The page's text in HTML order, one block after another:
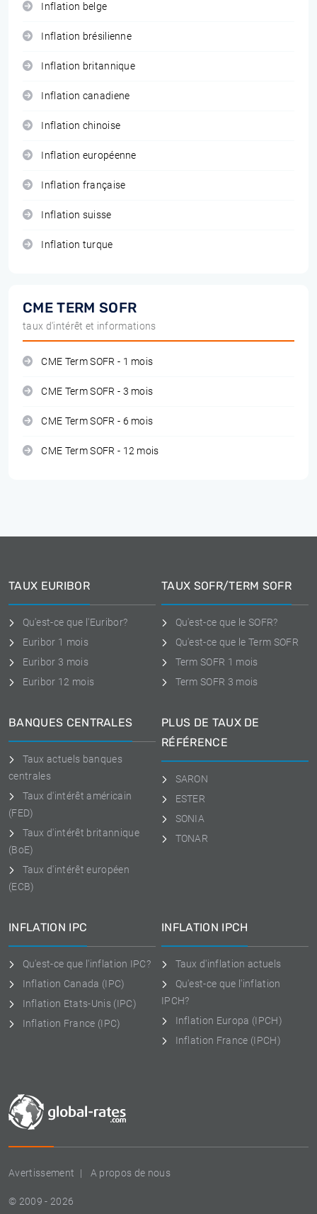
Inflation belge
Inflation brésilienne
Inflation britannique
Inflation canadiene
Inflation chinoise
Inflation européenne
Inflation française
Inflation suisse
Inflation turque
CME TERM SOFR
taux d'intérêt et informations
CME Term SOFR - 1 mois
CME Term SOFR - 3 mois
CME Term SOFR - 6 mois
CME Term SOFR - 12 mois
Avertissement A propos de nous
© 2009 - 2026
TAUX EURIBOR
Qu'est-ce que l'Euribor?
Euribor 1 mois
Euribor 3 mois
Euribor 12 mois
TAUX SOFR/TERM SOFR
Qu'est-ce que le SOFR?
Qu'est-ce que le Term SOFR
Term SOFR 1 mois
Term SOFR 3 mois
BANQUES CENTRALES
Taux actuels banques
centrales
Taux d'intérêt américain
(FED)
Taux d'intérêt britannique
(BoE)
Taux d'intérêt européen
(ECB)
PLUS DE TAUX DE
RÉFÉRENCE
SARON
ESTER
SONIA
TONAR
INFLATION IPC
Qu'est-ce que l'inflation IPC?
Inflation Canada (IPC)
Inflation Etats-Unis (IPC)
Inflation France (IPC)
INFLATION IPCH
Taux d'inflation actuels
Qu'est-ce que l'inflation
IPCH?
Inflation Europa (IPCH)
Inflation France (IPCH)